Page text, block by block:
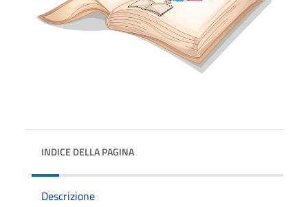
INDICE DELLA PAGINA
Descrizione